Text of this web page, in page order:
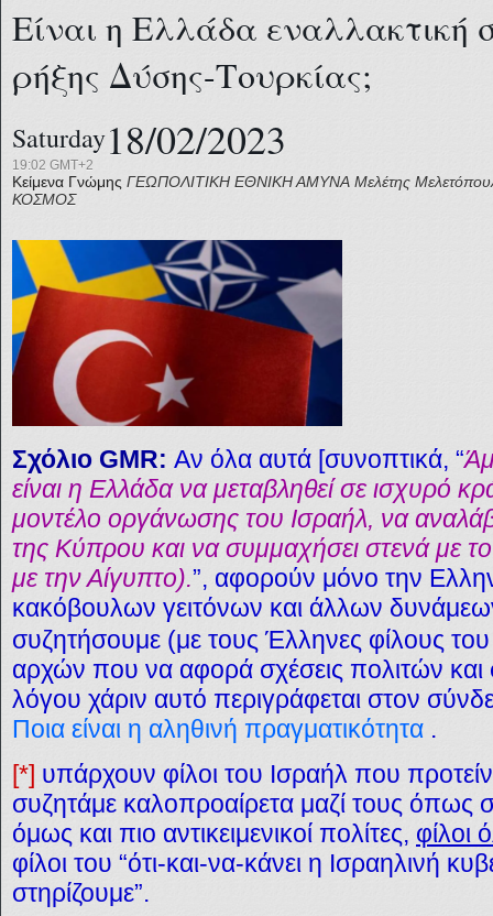
Είναι η Ελλάδα εναλλακτική
ρήξης Δύσης-Τουρκίας;
Saturday18/02/2023
19:02 GMT+2
Κείμενα Γνώμης ΓΕΩΠΟΛΙΤΙΚΗ ΕΘΝΙΚΗ ΑΜΥΝΑ Μελέτης
ΚΟΣΜΟΣ
Σχόλιο GMR: Αν όλα αυτά [συνοπτικά, “
είναι η Ελλάδα να μεταβληθεί σε ισχυρό
μοντέλο οργάνωσης του Ισραήλ, να
της Κύπρου και να συμμαχήσει στενά με
με την Αίγυπτο).”, αφορούν μόνο την
κακόβουλων γειτόνων και άλλων
συζητήσουμε (με τους Έλληνες φίλους
αρχών που να αφορά σχέσεις πολιτών
λόγου χάριν αυτό περιγράφεται στον
Ποια είναι η αληθινή πραγματικότητα .
[*] υπάρχουν φίλοι του Ισραήλ που
συζητάμε καλοπροαίρετα μαζί τους όπως
όμως και πιο αντικειμενικοί πολίτες, φίλοι
φίλοι του “ότι-και-να-κάνει η Ισραηλινή
στηρίζουμε”.